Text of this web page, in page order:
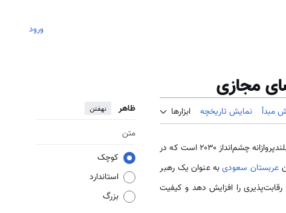
ورود
مجازی
مبدأ نمایش تاریخچه ابزارها ظاهر نهفتن
متن
کوچک
استاندارد
بزرگ
خود است که ناشی از ابتکار بلندپروازانه چشم‌انداز ۲۰۳۰ است که در
عربستان سعودیبه عنوان یک رهبر
را افزایش دهد و کیفیت